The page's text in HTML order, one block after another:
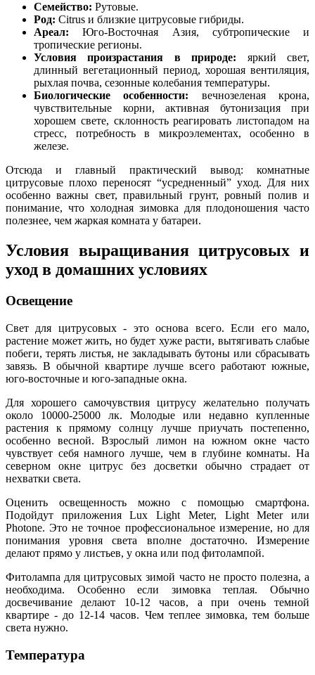
Семейство: Рутовые.
Род: Citrus и близкие цитрусовые гибриды.
Ареал: Юго-Восточная Азия, субтропические и
тропические регионы.
Условия произрастания в природе: яркий свет,
длинный вегетационный период, хорошая вентиляция,
рыхлая почва, сезонные колебания температуры.
Биологические особенности: вечнозеленая крона,
чувствительные корни, активная бутонизация при
хорошем свете, склонность реагировать листопадом на
стресс, потребность в микроэлементах, особенно в
железе.
Отсюда и главный практический вывод: комнатные
цитрусовые плохо переносят “усредненный” уход. Для них
особенно важны свет, правильный грунт, ровный полив и
понимание, что холодная зимовка для плодоношения часто
полезнее, чем жаркая комната у батареи.
Условия выращивания цитрусовых и
уход в домашних условиях
Освещение
Свет для цитрусовых - это основа всего. Если его мало,
растение может жить, но будет хуже расти, вытягивать слабые
побеги, терять листья, не закладывать бутоны или сбрасывать
завязь. В обычной квартире лучше всего работают южные,
юго-восточные и юго-западные окна.
Для хорошего самочувствия цитрусу желательно получать
около 10000-25000 лк. Молодые или недавно купленные
растения к прямому солнцу лучше приучать постепенно,
особенно весной. Взрослый лимон на южном окне часто
чувствует себя намного лучше, чем в глубине комнаты. На
северном окне цитрус без досветки обычно страдает от
нехватки света.
Оценить освещенность можно с помощью смартфона.
Подойдут приложения Lux Light Meter, Light Meter или
Photone. Это не точное профессиональное измерение, но для
понимания уровня света вполне достаточно. Измерение
делают прямо у листьев, у окна или под фитолампой.
Фитолампа для цитрусовых зимой часто не просто полезна, а
необходима. Особенно если зимовка теплая. Обычно
досвечивание делают 10-12 часов, а при очень темной
квартире - до 12-14 часов. Чем теплее зимовка, тем больше
света нужно.
Температура